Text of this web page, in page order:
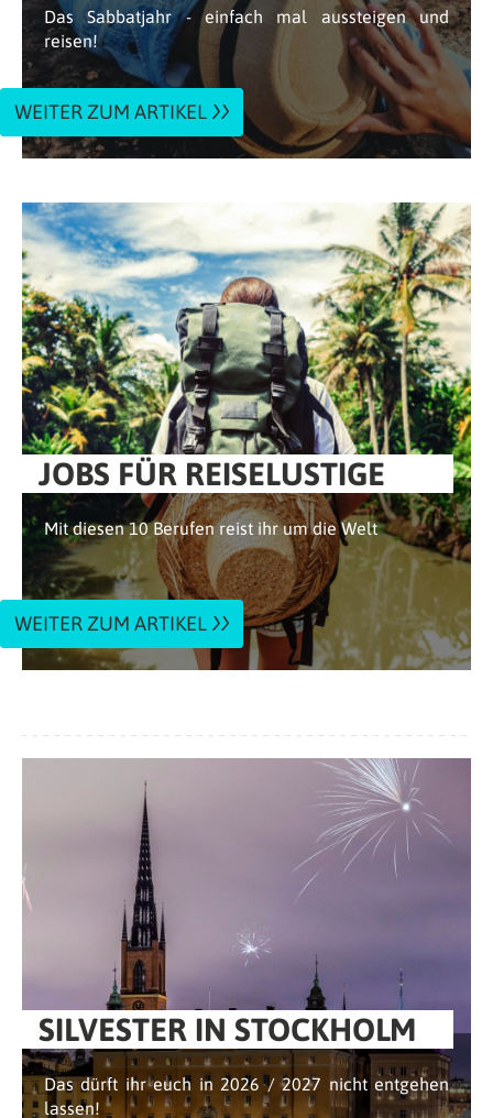
Das Sabbatjahr - einfach mal aussteigen und
reisen!
WEITER ZUM ARTIKEL
JOBS FÜR REISELUSTIGE
Mit diesen 10 Berufen reist ihr um die Welt
WEITER ZUM ARTIKEL
SILVESTER IN STOCKHOLM
Das dürft ihr euch in 2026 / 2027 nicht entgehen
lassen!